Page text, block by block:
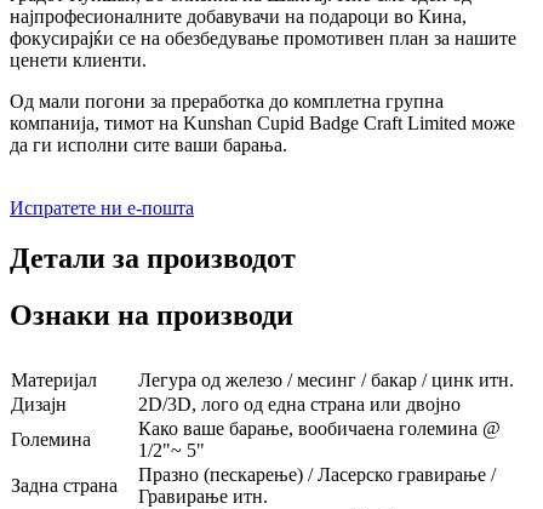
најпрофесионалните добавувачи на подароци во Кина,
фокусирајќи се на обезбедување промотивен план за нашите
ценети клиенти.
Од мали погони за преработка до комплетна групна
компанија, тимот на Kunshan Cupid Badge Craft Limited може
да ги исполни сите ваши барања.
Испратете ни е-пошта
Детали за производот
Ознаки на производи
Материјал
Легура од железо / месинг / бакар / цинк итн.
Дизајн
2D/3D, лого од една страна или двојно
Големина
Како ваше барање, вообичаена големина @
1/2"~ 5"
Задна страна
Празно (пескарење) / Ласерско гравирање /
Гравирање итн.